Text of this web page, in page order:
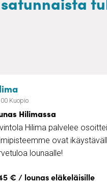
Niiralassa
– Lounas Hilimassa
Kuopio
Hilimassa
Hilima palvelee
ovat
lounaalle!
€ / lounas eläkeläisille